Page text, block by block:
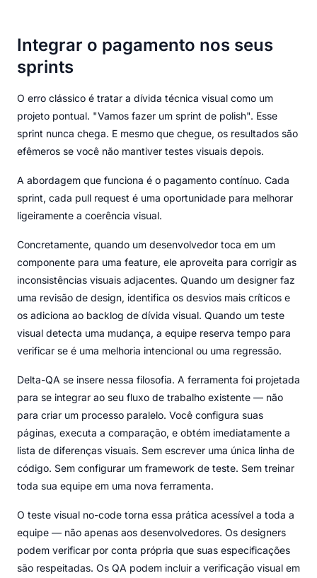
Integrar o pagamento nos seus
sprints
O erro clássico é tratar a dívida técnica visual como um
projeto pontual. "Vamos fazer um sprint de polish". Esse
sprint nunca chega. E mesmo que chegue, os resultados são
efêmeros se você não mantiver testes visuais depois.
A abordagem que funciona é o pagamento contínuo. Cada
sprint, cada pull request é uma oportunidade para melhorar
ligeiramente a coerência visual.
Concretamente, quando um desenvolvedor toca em um
componente para uma feature, ele aproveita para corrigir as
inconsistências visuais adjacentes. Quando um designer faz
uma revisão de design, identifica os desvios mais críticos e
os adiciona ao backlog de dívida visual. Quando um teste
visual detecta uma mudança, a equipe reserva tempo para
verificar se é uma melhoria intencional ou uma regressão.
Delta-QA se insere nessa filosofia. A ferramenta foi projetada
para se integrar ao seu fluxo de trabalho existente — não
para criar um processo paralelo. Você configura suas
páginas, executa a comparação, e obtém imediatamente a
lista de diferenças visuais. Sem escrever uma única linha de
código. Sem configurar um framework de teste. Sem treinar
toda sua equipe em uma nova ferramenta.
O teste visual no-code torna essa prática acessível a toda a
equipe — não apenas aos desenvolvedores. Os designers
podem verificar por conta própria que suas especificações
são respeitadas. Os QA podem incluir a verificação visual em